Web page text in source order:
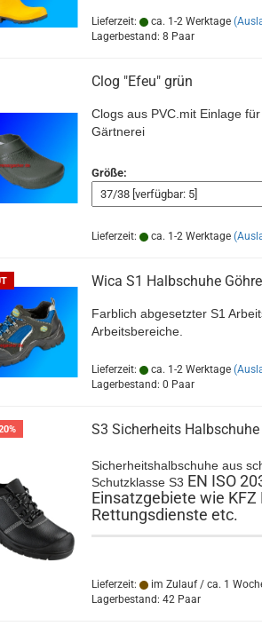
Lieferzeit: ca. 1-2 Werktage
Lagerbestand: 8 Paar
Clog "Efeu" grün
Clogs aus PVC.mit Einlage
Gärtnerei
Größe:
Lieferzeit: ca. 1-2 Werktage
Wica S1 Halbschuhe
Farblich abgesetzter S1
Arbeitsbereiche.
Lieferzeit: ca. 1-2 Werktage
Lagerbestand: 0 Paar
S3 Sicherheits
Sicherheitshalbschuhe aus
Schutzklasse S3 EN ISO
Einsatzgebiete wie
Rettungsdienste etc.
Lieferzeit:
im Zulauf / ca. 1
Lagerbestand: 42 Paar